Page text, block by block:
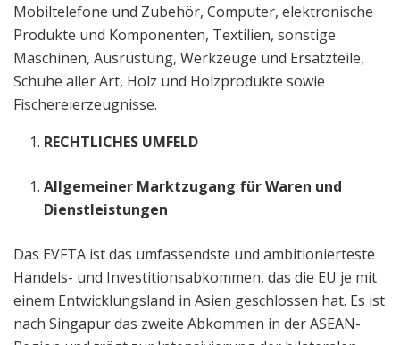
Mobiltelefone und Zubehör, Computer, elektronische
Produkte und Komponenten, Textilien, sonstige
Maschinen, Ausrüstung, Werkzeuge und Ersatzteile,
Schuhe aller Art, Holz und Holzprodukte sowie
Fischereierzeugnisse.
RECHTLICHES UMFELD
Allgemeiner Marktzugang für Waren und
Dienstleistungen
Das EVFTA ist das umfassendste und ambitionierteste
Handels- und Investitionsabkommen, das die EU je mit
einem Entwicklungsland in Asien geschlossen hat. Es ist
nach Singapur das zweite Abkommen in der ASEAN-